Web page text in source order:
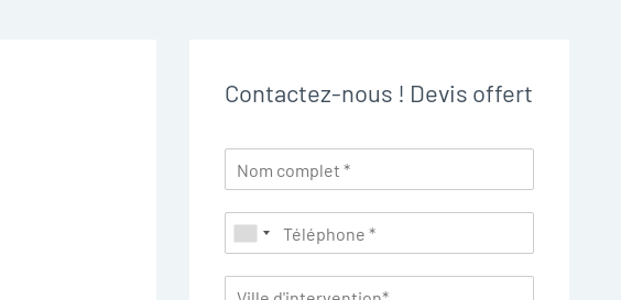
Contactez-nous ! Devis offert